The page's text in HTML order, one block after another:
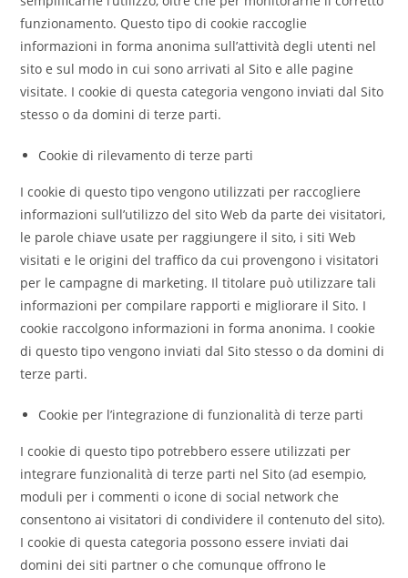
funzionamento. Questo tipo di cookie raccoglie
informazioni in forma anonima sull’attività degli utenti nel
sito e sul modo in cui sono arrivati al Sito e alle pagine
visitate. I cookie di questa categoria vengono inviati dal Sito
stesso o da domini di terze parti.
Cookie di rilevamento di terze parti
I cookie di questo tipo vengono utilizzati per raccogliere
informazioni sull’utilizzo del sito Web da parte dei visitatori,
le parole chiave usate per raggiungere il sito, i siti Web
visitati e le origini del traffico da cui provengono i visitatori
per le campagne di marketing. Il titolare può utilizzare tali
informazioni per compilare rapporti e migliorare il Sito. I
cookie raccolgono informazioni in forma anonima. I cookie
di questo tipo vengono inviati dal Sito stesso o da domini di
terze parti.
Cookie per l’integrazione di funzionalità di terze parti
I cookie di questo tipo potrebbero essere utilizzati per
integrare funzionalità di terze parti nel Sito (ad esempio,
moduli per i commenti o icone di social network che
consentono ai visitatori di condividere il contenuto del sito).
I cookie di questa categoria possono essere inviati dai
domini dei siti partner o che comunque offrono le